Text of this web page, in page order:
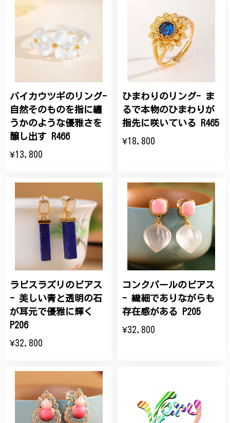
バイカウツギのリング-
自然そのものを指に纏
うかのような優雅さを
醸し出す R466
¥13,800
ひまわりのリング- ま
るで本物のひまわりが
指先に咲いている R465
¥18,800
ラピスラズリのピアス
- 美しい青と透明の石
が耳元で優雅に輝く
P206
¥32,800
コンクパールのピアス
- 繊細でありながらも
存在感がある P205
¥32,800